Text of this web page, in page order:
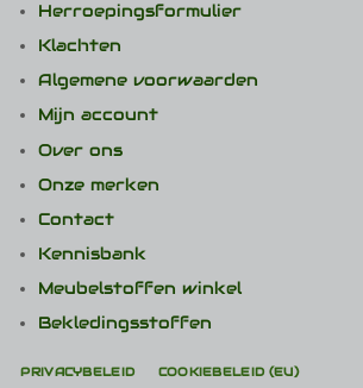
Herroepingsformulier
Klachten
Algemene voorwaarden
Mijn account
Over ons
Onze merken
Contact
Kennisbank
Meubelstoffen winkel
Bekledingsstoffen
PRIVACYBELEID COOKIEBELEID (EU)